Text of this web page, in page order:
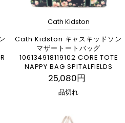
Cath Kidston
Cath Kidston キャスキッドソン
マザートートバッグ
106134918119102 CORE TOTE
NAPPY BAG SPITALFIELDS
25,080円
品切れ